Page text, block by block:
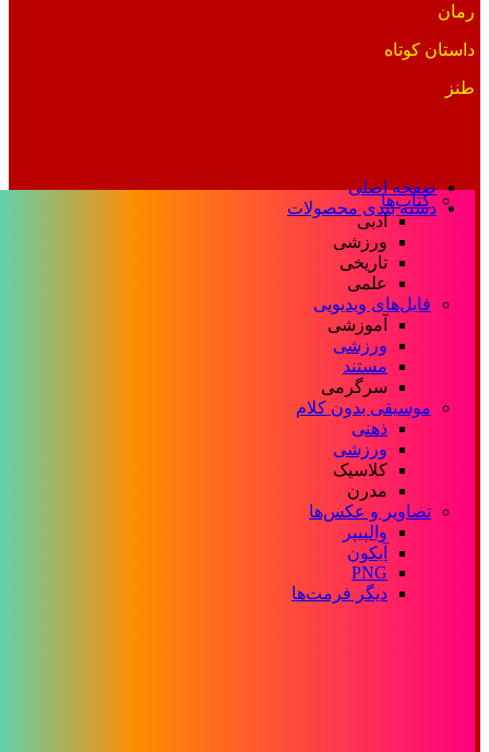
رمان
داستان کوتاه
طنز
صفحه اصلی
دسته بندی محصولات
کتاب‌ها
ادبی
ورزشی
تاریخی
علمی
فایل‌های ویدیویی
آموزشی
ورزشی
مستند
سرگرمی
موسیقی بدون کلام
ذهنی
ورزشی
کلاسیک
مدرن
تصاویر و عکس‌ها
والپیپر
آیکون
PNG
دیگر فرمت‌ها